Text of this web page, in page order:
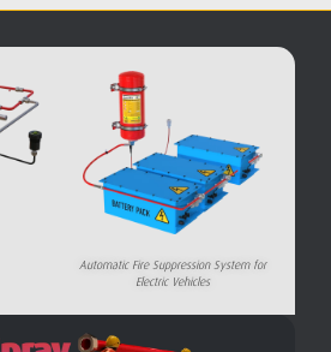
Automatic Fire Suppression System for